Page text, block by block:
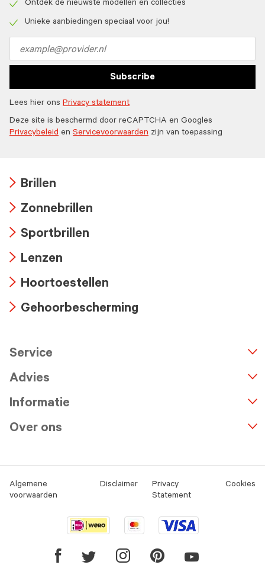
icon
icon
Ontdek de nieuwste modellen en collecties
Unieke aanbiedingen speciaal voor jou!
address
Subscribe
Lees hier ons Privacy statement
Deze site is beschermd door reCAPTCHA en Googles
Privacybeleid en Servicevoorwaarden zijn van toepassing
icon
Brillen
icon
Zonnebrillen
icon
Sportbrillen
icon
Lenzen
icon
Hoortoestellen
Gehoorbescherming
Service
Advies
Informatie
Over ons
Algemene
voorwaarden
Disclaimer
Privacy
Statement
Cookies